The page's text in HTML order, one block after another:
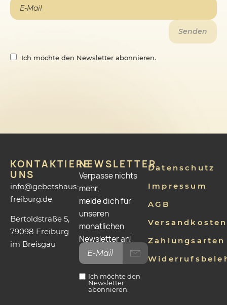
Ich möchte den Newsletter abonnieren.
KONTAKTIERE
UNS
info@gebetshaus-
freiburg.de
Bertoldstraße 5,
79098 Freiburg
im Breisgau
NEWSLETTER
Verpasse nichts
mehr,
melde dich für
unseren
monatlichen
Newsletter an!
Ich möchte den
Newsletter
abonnieren.
Datenschutz
Impressum
AGB
Versandkosten
Zahlungsarten